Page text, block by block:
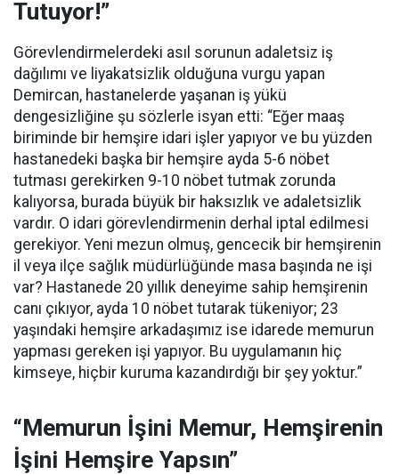
Tutuyor!”
Görevlendirmelerdeki asıl sorunun adaletsiz iş
dağılımı ve liyakatsizlik olduğuna vurgu yapan
Demircan, hastanelerde yaşanan iş yükü
dengesizliğine şu sözlerle isyan etti: “Eğer maaş
biriminde bir hemşire idari işler yapıyor ve bu yüzden
hastanedeki başka bir hemşire ayda 5-6 nöbet
tutması gerekirken 9-10 nöbet tutmak zorunda
kalıyorsa, burada büyük bir haksızlık ve adaletsizlik
vardır. O idari görevlendirmenin derhal iptal edilmesi
gerekiyor. Yeni mezun olmuş, gencecik bir hemşirenin
il veya ilçe sağlık müdürlüğünde masa başında ne işi
var? Hastanede 20 yıllık deneyime sahip hemşirenin
canı çıkıyor, ayda 10 nöbet tutarak tükeniyor; 23
yaşındaki hemşire arkadaşımız ise idarede memurun
yapması gereken işi yapıyor. Bu uygulamanın hiç
kimseye, hiçbir kuruma kazandırdığı bir şey yoktur.”
“Memurun İşini Memur, Hemşirenin
İşini Hemşire Yapsın”